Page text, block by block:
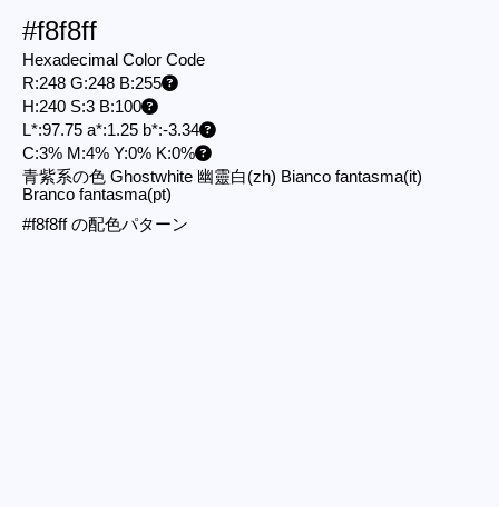
#f8f8ff
Hexadecimal Color Code
R:248 G:248 B:255
H:240 S:3 B:100
L*:97.75 a*:1.25 b*:-3.34
C:3% M:4% Y:0% K:0%
青紫系の色 Ghostwhite 幽靈白(zh) Bianco fantasma(it)
Branco fantasma(pt)
#f8f8ff の配色パターン